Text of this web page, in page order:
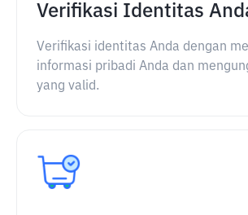
Verifikasi Identitas
Verifikasi identitas Anda dengan
informasi pribadi Anda dan
yang valid.